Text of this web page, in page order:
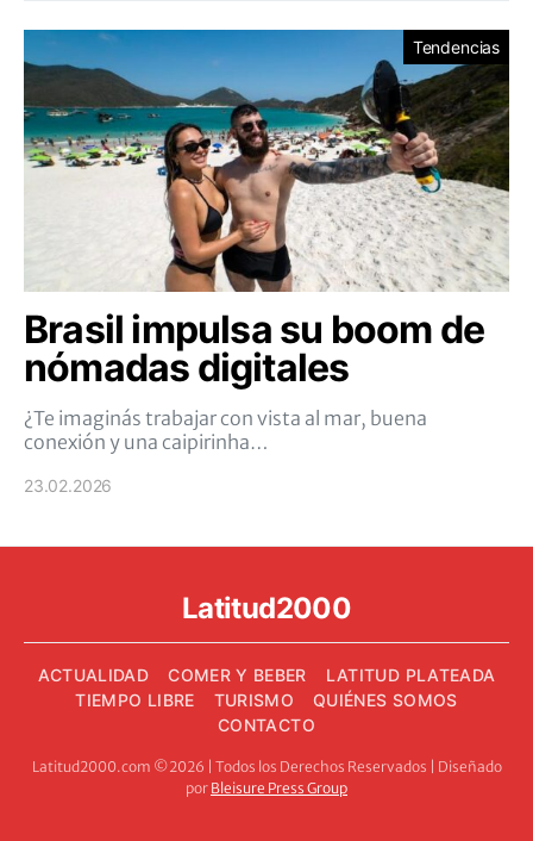
Tendencias
Brasil impulsa su boom de
nómadas digitales
¿Te imaginás trabajar con vista al mar, buena
conexión y una caipirinha…
23.02.2026
Latitud2000
ACTUALIDAD COMER Y BEBER
LATITUD PLATEADA
TIEMPO LIBRE
TURISMO
QUIÉNES SOMOS
CONTACTO
Latitud2000.com ©2026 | Todos los Derechos Reservados | Diseñado
por Bleisure Press Group